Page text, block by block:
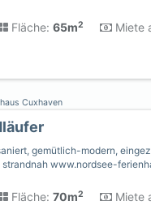
Fläche: 65m2 Miete
Cuxhaven
gemütlich-modern,
www.nordsee-
Fläche: 70m2 Miete